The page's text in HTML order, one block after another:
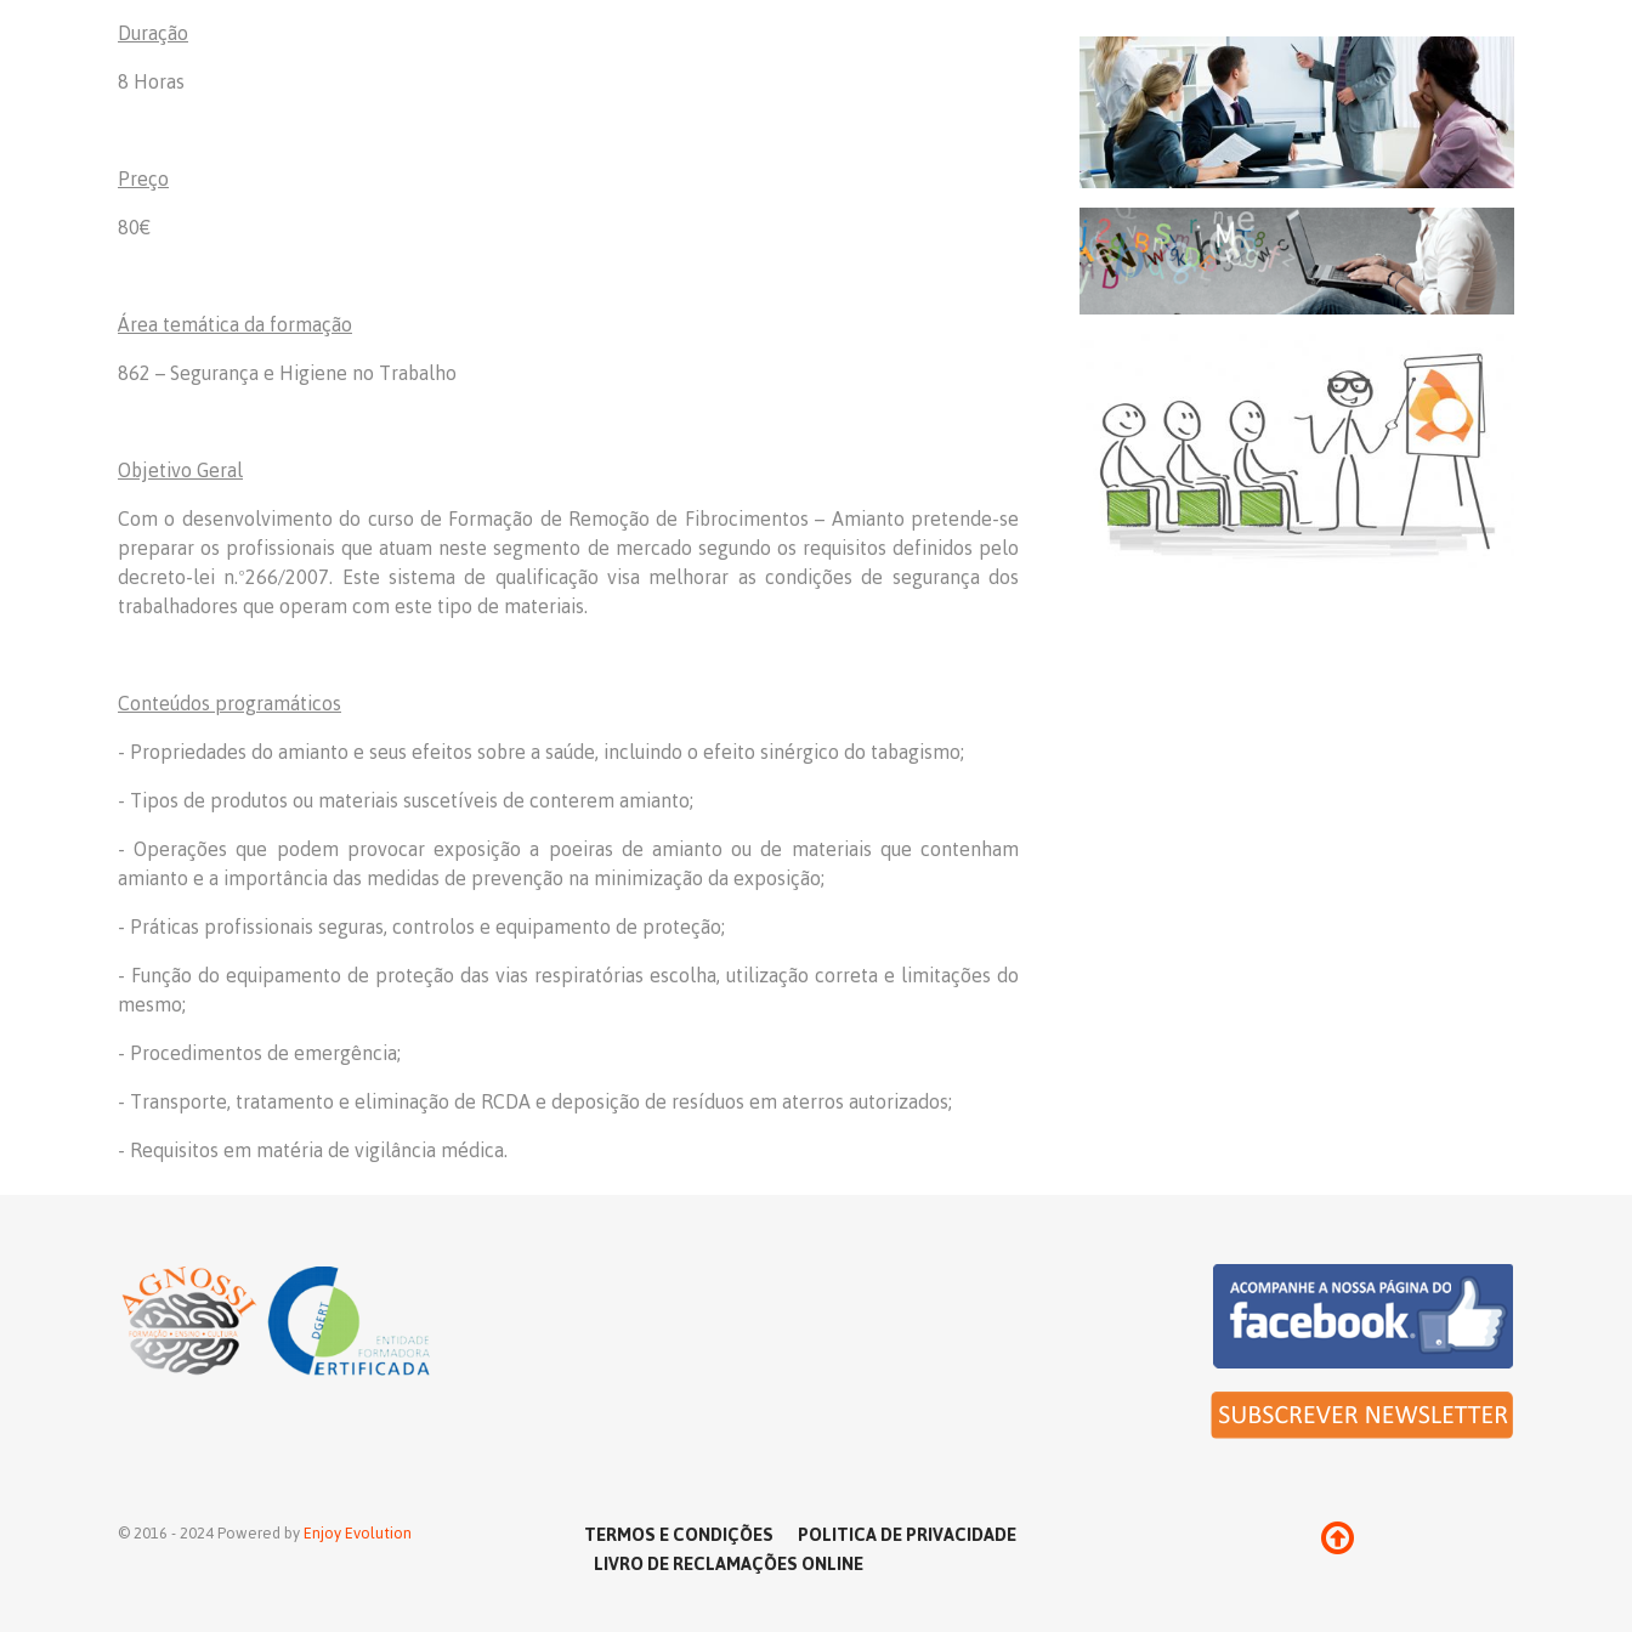
Duração
8 Horas
Preço
80€
Área temática da formação
862 – Segurança e Higiene no Trabalho
Objetivo Geral
Com o desenvolvimento do curso de Formação de Remoção de Fibrocimentos – Amianto pretende-se
preparar os profissionais que atuam neste segmento de mercado segundo os requisitos definidos pelo
decreto-lei n.º266/2007. Este sistema de qualificação visa melhorar as condições de segurança dos
trabalhadores que operam com este tipo de materiais.
Conteúdos programáticos
- Propriedades do amianto e seus efeitos sobre a saúde, incluindo o efeito sinérgico do tabagismo;
- Tipos de produtos ou materiais suscetíveis de conterem amianto;
- Operações que podem provocar exposição a poeiras de amianto ou de materiais que contenham
amianto e a importância das medidas de prevenção na minimização da exposição;
- Práticas profissionais seguras, controlos e equipamento de proteção;
- Função do equipamento de proteção das vias respiratórias escolha, utilização correta e limitações do
mesmo;
- Procedimentos de emergência;
- Transporte, tratamento e eliminação de RCDA e deposição de resíduos em aterros autorizados;
- Requisitos em matéria de vigilância médica.
© 2016 - 2024 Powered byEnjoy Evolution TERMOS E CONDIÇÕES
POLITICA DE PRIVACIDADE
LIVRO DE RECLAMAÇÕES ONLINE